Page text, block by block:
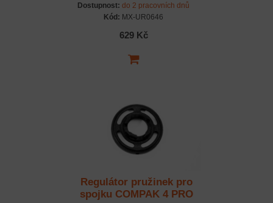
Dostupnost: do 2 pracovních dnů
Kód: MX-UR0646
629 Kč
Regulátor pružinek pro
spojku COMPAK 4 PRO